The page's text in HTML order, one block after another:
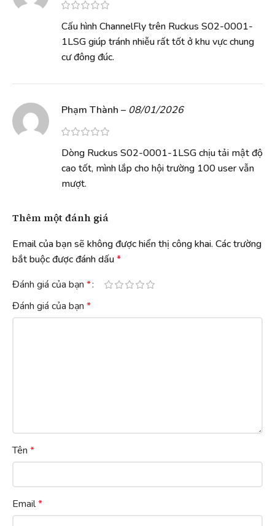
Cấu hình ChannelFly trên Ruckus S02-0001-
1LSG giúp tránh nhiễu rất tốt ở khu vực chung
cư đông đúc.
Phạm Thành – 08/01/2026
Dòng Ruckus S02-0001-1LSG chịu tải mật độ
cao tốt, mình lắp cho hội trường 100 user vẫn
mượt.
Thêm một đánh giá
Email của bạn sẽ không được hiển thị công khai. Các trường
bắt buộc được đánh dấu*
Đánh giá của bạn *
Đánh giá của bạn *
Tên *
Email*